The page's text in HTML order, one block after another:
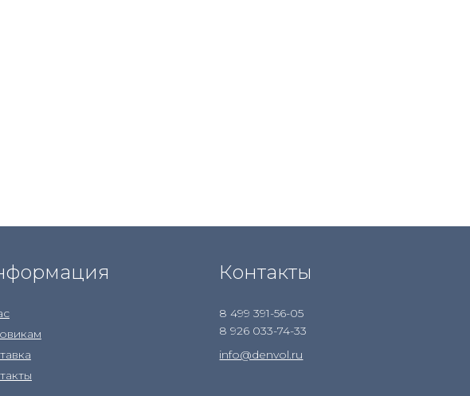
Контакты
8 499 391-56-05
8 926 033-74-33
info@denvol.ru